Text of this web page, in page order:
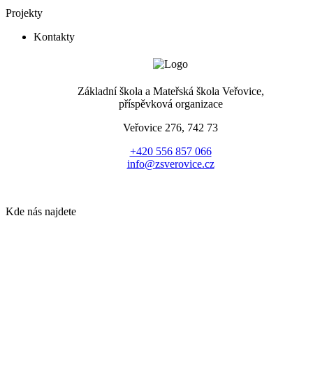
Projekty
Kontakty
Základní škola a Mateřská škola Veřovice,
příspěvková organizace
Veřovice 276, 742 73
+420 556 857 066
info@zsverovice.cz
Kde nás najdete